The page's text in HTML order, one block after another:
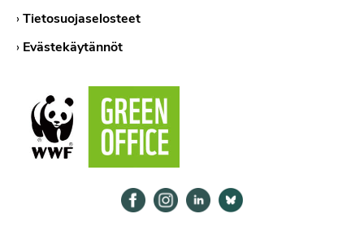
›Tietosuojaselosteet
› Evästekäytännöt